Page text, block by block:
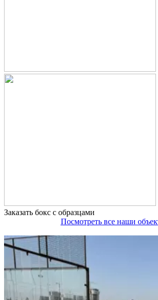
Заказать бокс с образцами
Посмотреть все наши